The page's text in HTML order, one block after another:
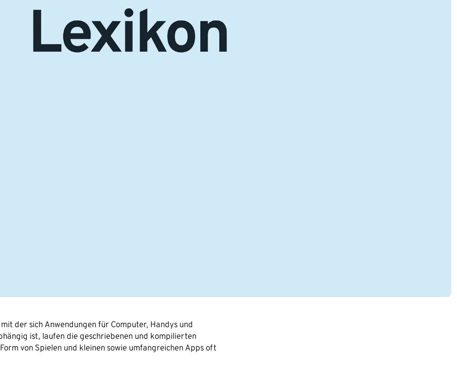
der sich Anwendungen für Computer, Handys und
ist, laufen die geschriebenen und kompilierten
von Spielen und kleinen sowie umfangreichen Apps oft